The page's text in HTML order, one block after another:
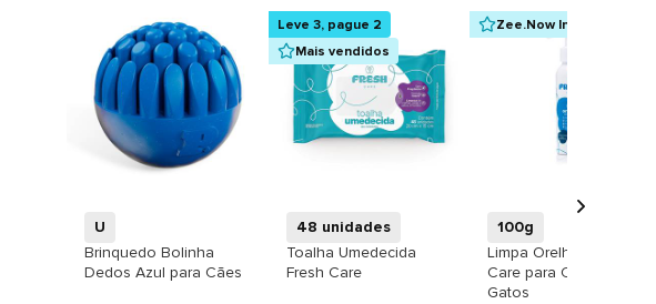
+
U
Brinquedo Bolinha
Dedos Azul para Cães
Leve 3, pague 2
Mais vendidos
+
48 unidades
Toalha Umedecida
Fresh Care
Zee.Now Indica
100g
Limpa Orelhas Fresh
Care para Cães e
Gatos